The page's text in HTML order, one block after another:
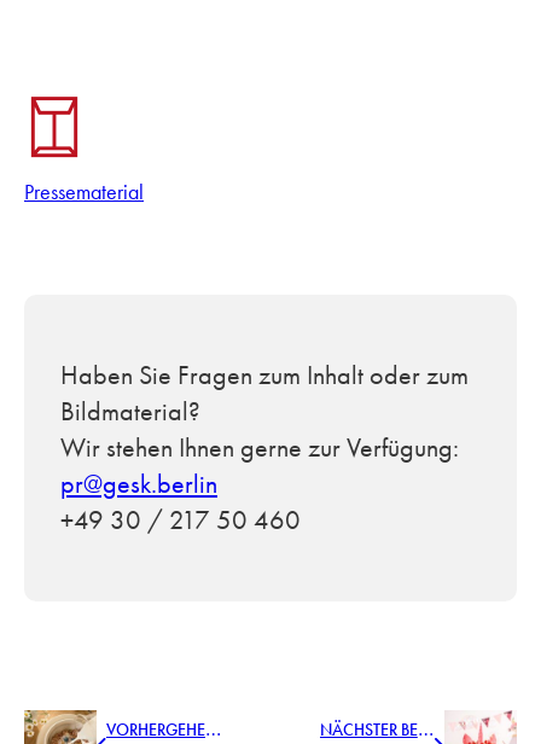
Pressematerial
Haben Sie Fragen zum Inhalt oder zum
Bildmaterial?
Wir stehen Ihnen gerne zur Verfügung:
pr@gesk.berlin
+49 30 / 217 50 460
V
ORHERGEHENDER BEITRAG
N
ÄCHSTER BEITRAG